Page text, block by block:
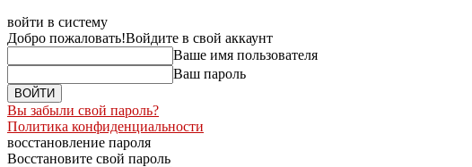
войти в систему
Добро пожаловать!Войдите в свой аккаунт
Ваше имя пользователя
Ваш пароль
Вы забыли свой пароль?
Политика конфиденциальности
восстановление пароля
Восстановите свой пароль